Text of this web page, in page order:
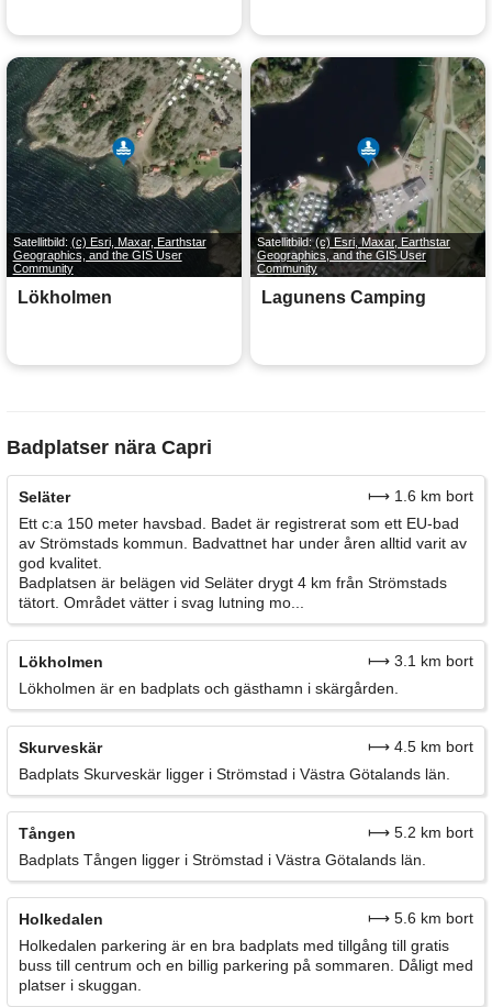
Satellitbild: (c) Esri, Maxar, Earthstar
Geographics, and the GIS User
Community
Lökholmen
Satellitbild:(c) Esri, Maxar, Earthstar
Geographics, and the GIS User
Community
Lagunens Camping
Badplatser nära Capri
Seläter
⟼ 1.6 km bort
Ett c:a 150 meter havsbad. Badet är registrerat som ett EU-bad
av Strömstads kommun. Badvattnet har under åren alltid varit av
god kvalitet.
Badplatsen är belägen vid Seläter drygt 4 km från Strömstads
tätort. Området vätter i svag lutning mo...
Lökholmen
⟼ 3.1 km bort
Lökholmen är en badplats och gästhamn i skärgården.
Skurveskär
⟼ 4.5 km bort
Badplats Skurveskär ligger i Strömstad i Västra Götalands län.
Tången
⟼ 5.2 km bort
Badplats Tången ligger i Strömstad i Västra Götalands län.
Holkedalen
⟼ 5.6 km bort
Holkedalen parkering är en bra badplats med tillgång till gratis
buss till centrum och en billig parkering på sommaren. Dåligt med
platser i skuggan.